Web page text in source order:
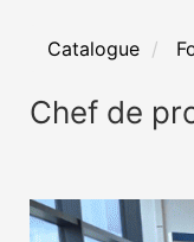
Catalogue
Chef de